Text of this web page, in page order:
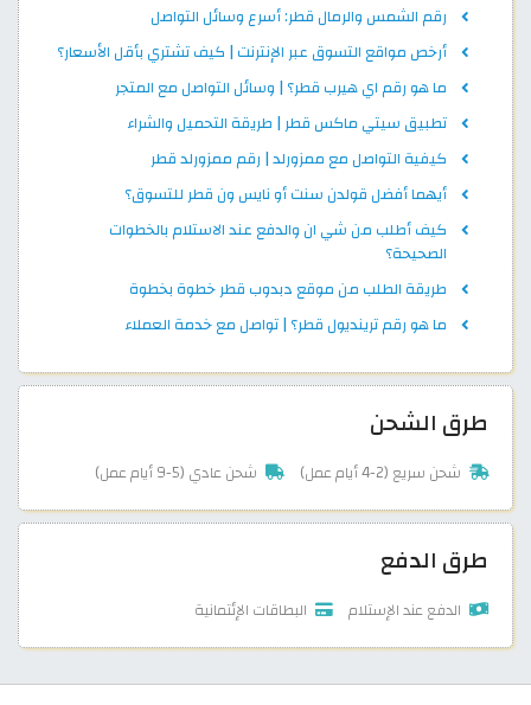
رقم الشمس والرمال قطر: أسرع وسائل التواصل
أرخص مواقع التسوق عبر الإنترنت | كيف تشتري بأقل الأسعار؟
ما هو رقم اي هيرب قطر؟ | وسائل التواصل مع المتجر
تطبيق سيتي ماكس قطر | طريقة التحميل والشراء
كيفية التواصل مع ممزورلد | رقم ممزورلد قطر
أيهما أفضل قولدن سنت أو نايس ون قطر للتسوق؟
كيف أطلب من شي ان والدفع عند الاستلام بالخطوات
الصحيحة؟
طريقة الطلب من موقع دبدوب قطر خطوة بخطوة
ما هو رقم ترينديول قطر؟ | تواصل مع خدمة العملاء
طرق الشحن
شحن سريع (2-4 أيام عمل) شحن عادي (5-9 أيام عمل)
طرق الدفع
الدفع عند الإستلام البطاقات الإئتمانية